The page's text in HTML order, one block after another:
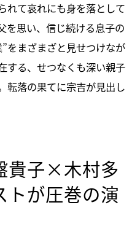
れて哀れにも身を落として
を思い、信じ続ける息子の
をまざまざと見せつけなが
する、せつなくも深い親子
転落の果てに宗吉が見出し
子×木村多
が圧巻の演